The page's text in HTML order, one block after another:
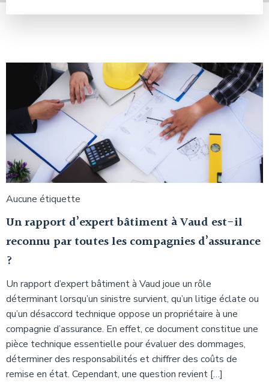
Aucune étiquette
Un rapport d’expert bâtiment à Vaud est-il
reconnu par toutes les compagnies d’assurance
?
Un rapport d’expert bâtiment à Vaud joue un rôle
déterminant lorsqu’un sinistre survient, qu’un litige éclate ou
qu’un désaccord technique oppose un propriétaire à une
compagnie d’assurance. En effet, ce document constitue une
pièce technique essentielle pour évaluer des dommages,
déterminer des responsabilités et chiffrer des coûts de
remise en état. Cependant, une question revient […]